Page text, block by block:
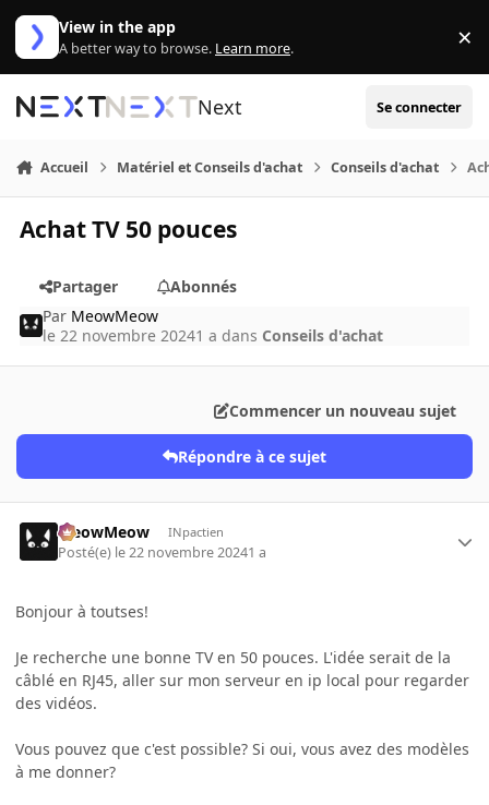
Aller au contenu
View in the app
A better way to browse. Learn more. ×
Next Se connecter
Accueil Matériel et Conseils d'achat Conseils d'achat
Achat TV 50 pouces
Partager
Abonnés
Par MeowMeow
le 22 novembre 20241 a dans Conseils d'achat
Commencer un nouveau sujet
Répondre à ce sujet
MeowMeow INpactien
Posté(e) le 22 novembre 20241 a
Bonjour à toutses!
Je recherche une bonne TV en 50 pouces. L'idée serait de la
câblé en RJ45, aller sur mon serveur en ip local pour regarder
des vidéos.
Vous pouvez que c'est possible? Si oui, vous avez des modèles
à me donner?